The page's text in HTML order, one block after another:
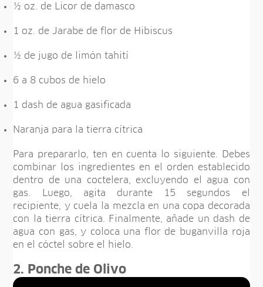
½ oz. de Licor de damasco
1 oz. de Jarabe de flor de Hibiscus
½ de jugo de limón tahití
6 a 8 cubos de hielo
1 dash de agua gasificada
Naranja para la tierra cítrica
Para prepararlo, ten en cuenta lo siguiente. Debes
combinar los ingredientes en el orden establecido
dentro de una coctelera, excluyendo el agua con
gas. Luego, agita durante 15 segundos el
recipiente, y cuela la mezcla en una copa decorada
con la tierra cítrica. Finalmente, añade un dash de
agua con gas, y coloca una flor de buganvilla roja
en el cóctel sobre el hielo.
2. Ponche de Olivo